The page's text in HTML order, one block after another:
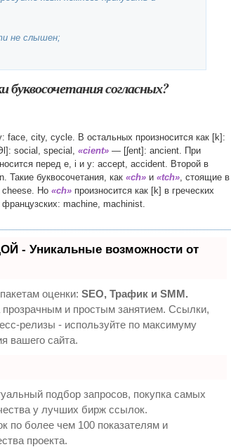
не слышен;
согласных?
face, city, cycle. В остальных произносится как [k]:
social, special, «cient» — [ʃent]: ancient. При
перед e, i и y: accept, accident. Второй в
Такие буквосочетания, как «ch» и «tch», стоящие в
cheese. Но «ch» произносится как [k] в греческих
machine, machinist.
- Уникальные возможности от
оценки: SEO, Трафик и SMM.
и простым занятием. Ссылки,
релизы - используйте по максимуму
вашего сайта.
подбор запросов, покупка самых
у лучших бирж ссылок.
по более чем 100 показателям и
проекта.